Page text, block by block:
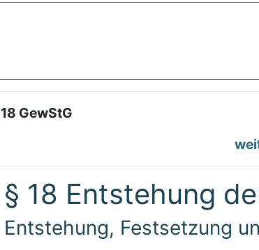
GewStG
18 Entstehung
Festsetzung